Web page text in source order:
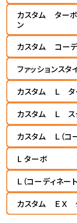
カスタム ター
ン
カスタム コーデ
ファッションスタ
カスタム Ｌ タ
カスタム Ｌ ス
カスタム Ｌ（コ
L ターボ
Ｌ（コーディネー
カスタム ＥＸ